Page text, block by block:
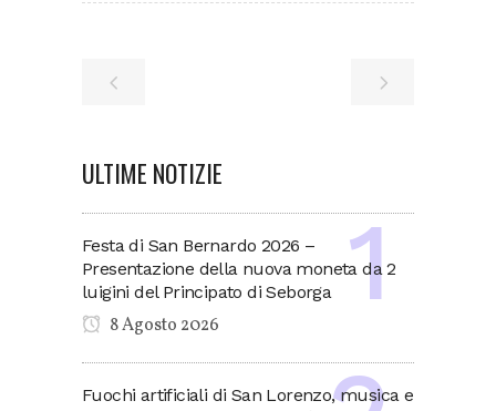
ULTIME NOTIZIE
Festa di San Bernardo 2026 –
Presentazione della nuova moneta da 2
luigini del Principato di Seborga
8 Agosto 2026
Fuochi artificiali di San Lorenzo, musica e